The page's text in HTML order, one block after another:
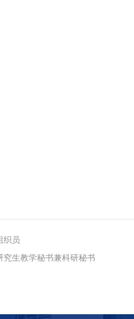
织员
究生教学秘书兼科研秘书